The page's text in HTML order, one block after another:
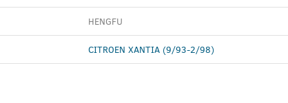
HENGFU
CITROEN XANTIA (9/93-2/98)